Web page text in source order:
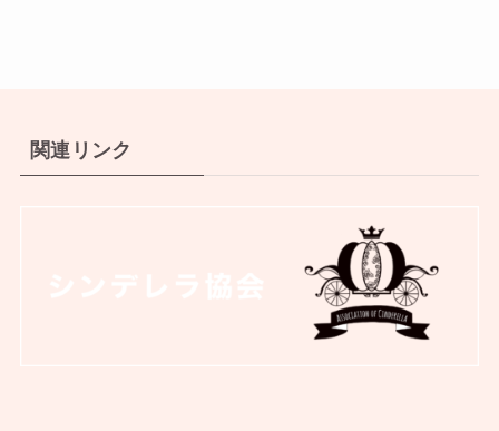
関連リンク